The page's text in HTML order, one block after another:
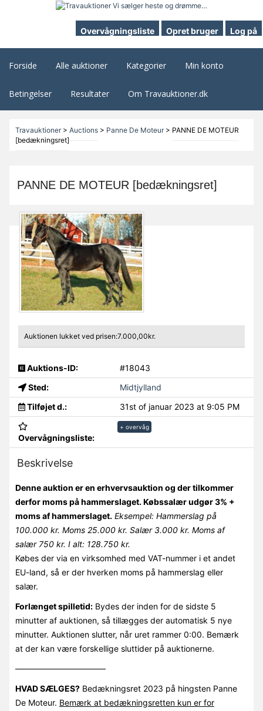
Overvågningsliste Opret bruger Log på
Forside Alle auktioner Kategorier Min konto
Betingelser Resultater Om Travauktioner.dk
Travauktioner> Auctions> Panne De Moteur> PANNE DE MOTEUR
[bedækningsret]
PANNE DE MOTEUR [bedækningsret]
Auktionen lukket ved prisen:7.000,00kr.
Auktions-ID:
#18043
Sted:
Midtjylland
Tilføjet d.:
31st of januar 2023 at 9:05 PM
Overvågningsliste:
+ overvåg
Beskrivelse
Denne auktion er en erhvervsauktion og der tilkommer
derfor moms på hammerslaget. Købssalær udgør 3% +
moms af hammerslaget. Eksempel: Hammerslag på
100.000 kr. Moms 25.000 kr. Salær 3.000 kr. Moms af
salær 750 kr. I alt: 128.750 kr.
Købes der via en virksomhed med VAT-nummer i et andet
EU-land, så er der hverken moms på hammerslag eller
salær.
Forlænget spilletid:Bydes der inden for de sidste 5
minutter af auktionen, så tillægges der automatisk 5 nye
minutter. Auktionen slutter, når uret rammer 0:00. Bemærk
at der kan være forskellige sluttider på auktionerne.
———————————
HVAD SÆLGES?Bedækningsret 2023 på hingsten Panne
De Moteur. Bemærk at bedækningsretten kun er for